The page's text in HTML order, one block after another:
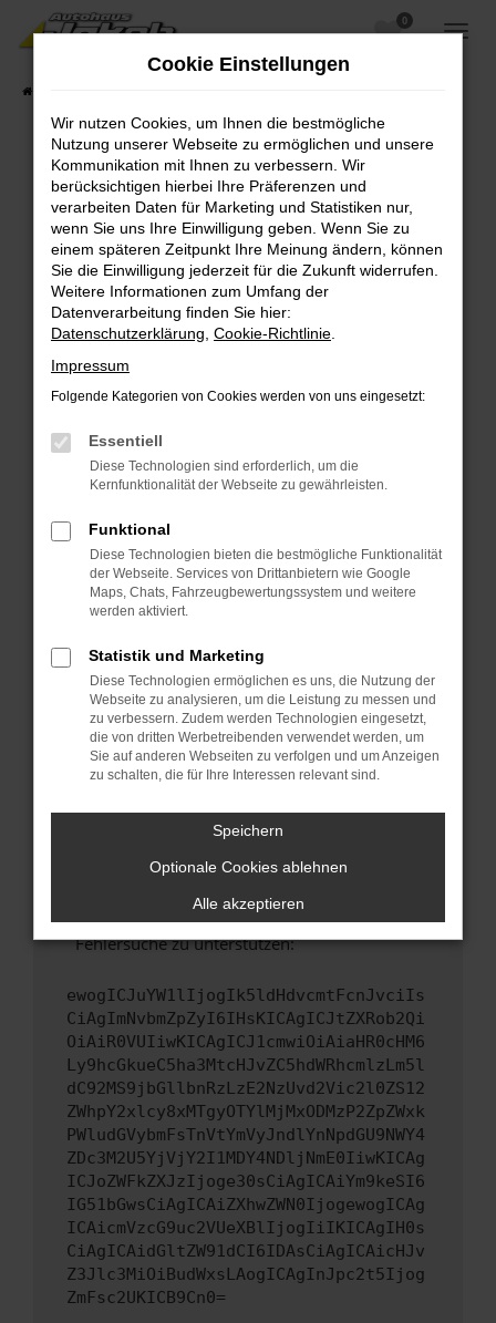
Zum
Hauptinhalt
0
Fehler: Network Error
Beim Laden ist ein Fehler aufgetreten.
Hier sind ein paar Tipps, die dir helfen können:
Überprüfe deine Firewall und deine
Internetverbindung.
Laden andere Webseiten, zum Beispiel deine
Suchmaschine?
Prüfe deine Browsererweiterungen.
Manche Erweiterungen, wie Werbeblocker,
können das Laden bestimmter Seiten
verhindern. Funktioniert die Seite in einem
Fenster?
Starte dein Gerät neu.
Das kann manchmal helfen, vorübergehende
Probleme zu beheben.
Betriebssystem auf dem neuesten Stand
sind.
Veraltete Software birgt nicht nur ein
Sicherheitsrisiko, sondern kann auch dazu
führen, dass bestimmte Funktionen nicht mehr
unterstützt werden.
Wende dich an den Webseitenbetreiber.
Wenn du alle oben genannten Schritte versucht
hast, kontaktiere uns bitte. Wir werden
versuchen, das Problem zu beheben. Du kannst
uns diesen Text schicken, um uns bei der
Fehlersuche zu unterstützen:
ewogICJuYW1lIjogIk5ldHdvcmtFcnJvciIs
CiAgImNvbmZpZyI6IHsKICAgICJtZXRob2Qi
OiAiR0VUIiwKICAgICJ1cmwiOiAiaHR0cHM6
Ly9hcGkueC5ha3MtcHJvZC5hdWRhcmlzLm5l
dC92MS9jbGllbnRzLzE2NzUvd2Vic2l0ZS12
ZWhpY2xlcy8xMTgyOTYlMjMxODMzP2ZpZWxk
PWludGVybmFsTnVtYmVyJndlYnNpdGU9NWY4
ZDc3M2U5YjVjY2I1MDY4NDljNmE0IiwKICAg
ICJoZWFkZXJzIjoge30sCiAgICAiYm9keSI6
IG51bGwsCiAgICAiZXhwZWN0IjogewogICAg
ICAicmVzcG9uc2VUeXBlIjogIiIKICAgIH0s
CiAgICAidGltZW91dCI6IDAsCiAgICAicHJv
Z3Jlc3MiOiBudWxsLAogICAgInJpc2t5Ijog
ZmFsc2UKICB9Cn0=
Cookie Einstellungen
Wir nutzen Cookies, um Ihnen die bestmögliche
Nutzung unserer Webseite zu ermöglichen und unsere
Kommunikation mit Ihnen zu verbessern. Wir
berücksichtigen hierbei Ihre Präferenzen und
verarbeiten Daten für Marketing und Statistiken nur,
wenn Sie uns Ihre Einwilligung geben. Wenn Sie zu
einem späteren Zeitpunkt Ihre Meinung ändern, können
Sie die Einwilligung jederzeit für die Zukunft widerrufen.
Weitere Informationen zum Umfang der
Datenverarbeitung finden Sie hier:
Datenschutzerklärung Cookie-Richtlinie
Impressum
Folgende Kategorien von Cookies werden von uns eingesetzt:
Essentiell
Diese Technologien sind erforderlich, um die
Kernfunktionalität der Webseite zu gewährleisten.
Funktional
Diese Technologien bieten die bestmögliche Funktionalität
der Webseite. Services von Drittanbietern wie Google
Maps, Chats, Fahrzeugbewertungssystem und weitere
werden aktiviert.
Statistik und Marketing
Diese Technologien ermöglichen es uns, die Nutzung der
Webseite zu analysieren, um die Leistung zu messen und
zu verbessern. Zudem werden Technologien eingesetzt,
die von dritten Werbetreibenden verwendet werden, um
Sie auf anderen Webseiten zu verfolgen und um Anzeigen
zu schalten, die für Ihre Interessen relevant sind.
Speichern
Optionale Cookies ablehnen
Alle akzeptieren